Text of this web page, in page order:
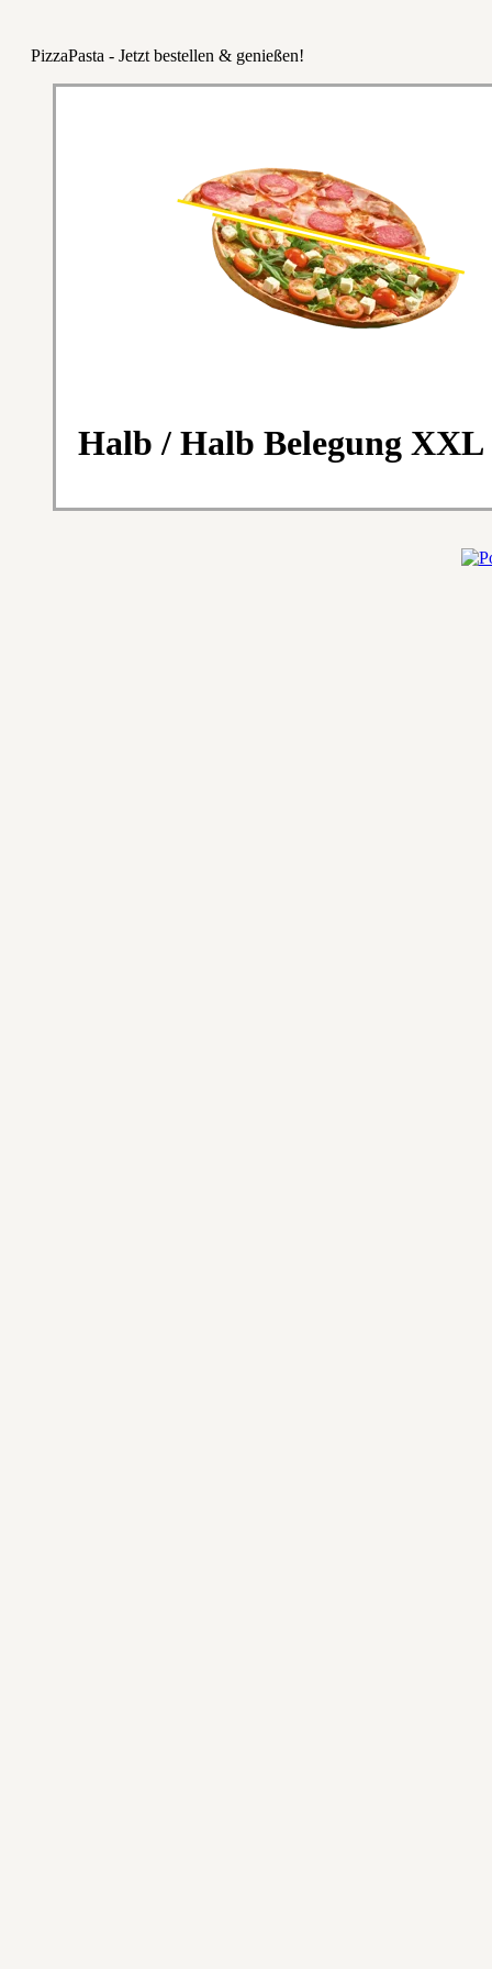
PizzaPasta - Jetzt bestellen & genießen!
Halb / Halb Belegung XXL